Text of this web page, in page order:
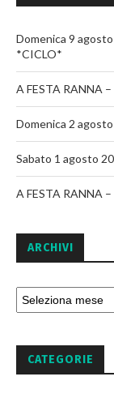
Domenica 9
*CICLO*
A FESTA RANNA
Domenica 2
Sabato 1 agosto
A FESTA RANNA
ARCHIVI
CATEGORIE